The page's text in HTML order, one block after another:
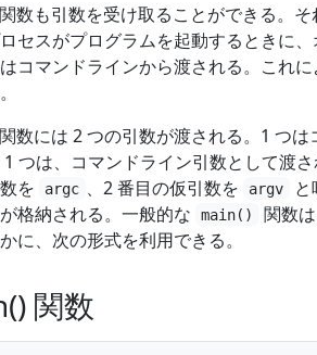
関数も引数を受け取ることができる。
セスがプログラムを起動するときに
コマンドラインから渡される。これ
関数には 2 つの引数が渡される。1 つ
1 つは、コマンドライン引数として渡
を
argc 、2 番目の仮引数を argv と
格納される。一般的な
main()
関数
に、次の形式を利用できる。
関数